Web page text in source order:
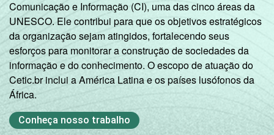
Comunicação e Informação (CI), uma das cinco áreas da
UNESCO. Ele contribui para que os objetivos estratégicos
da organização sejam atingidos, fortalecendo seus
esforços para monitorar a construção de sociedades da
informação e do conhecimento. O escopo de atuação do
Cetic.br inclui a América Latina e os países lusófonos da
África.
Conheça nosso trabalho